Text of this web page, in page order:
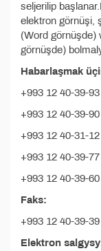
seljerilip
elektron görnüşi,
(Word görnüşde)
görnüşde)
Habarlaşmak
+993 12 40-39-93
+993 12 40-39-90
+993 12 40-31-12
+993 12 40-39-77
+993 12 40-39-60
Faks:
+993 12 40-39-39
Elektron